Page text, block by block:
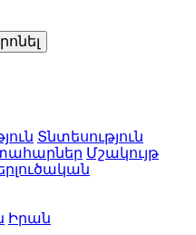
Տնտեսություն
Մշակույթ
Իրան